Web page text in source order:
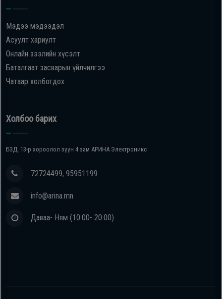
Мэдээ мэдээдэл
Асуулт хариулт
Онлайн зээлийн хүсэлт
Баталгаат засварын үйлчилгээ
Чатаар холбогдох
Холбоо барих
БЗД, 13-р хороолол зүүн 4 зам АРИНА Электроникс
72724499, 95951199
info@arina.mn
Даваа- Ням (10:00- 20:00)